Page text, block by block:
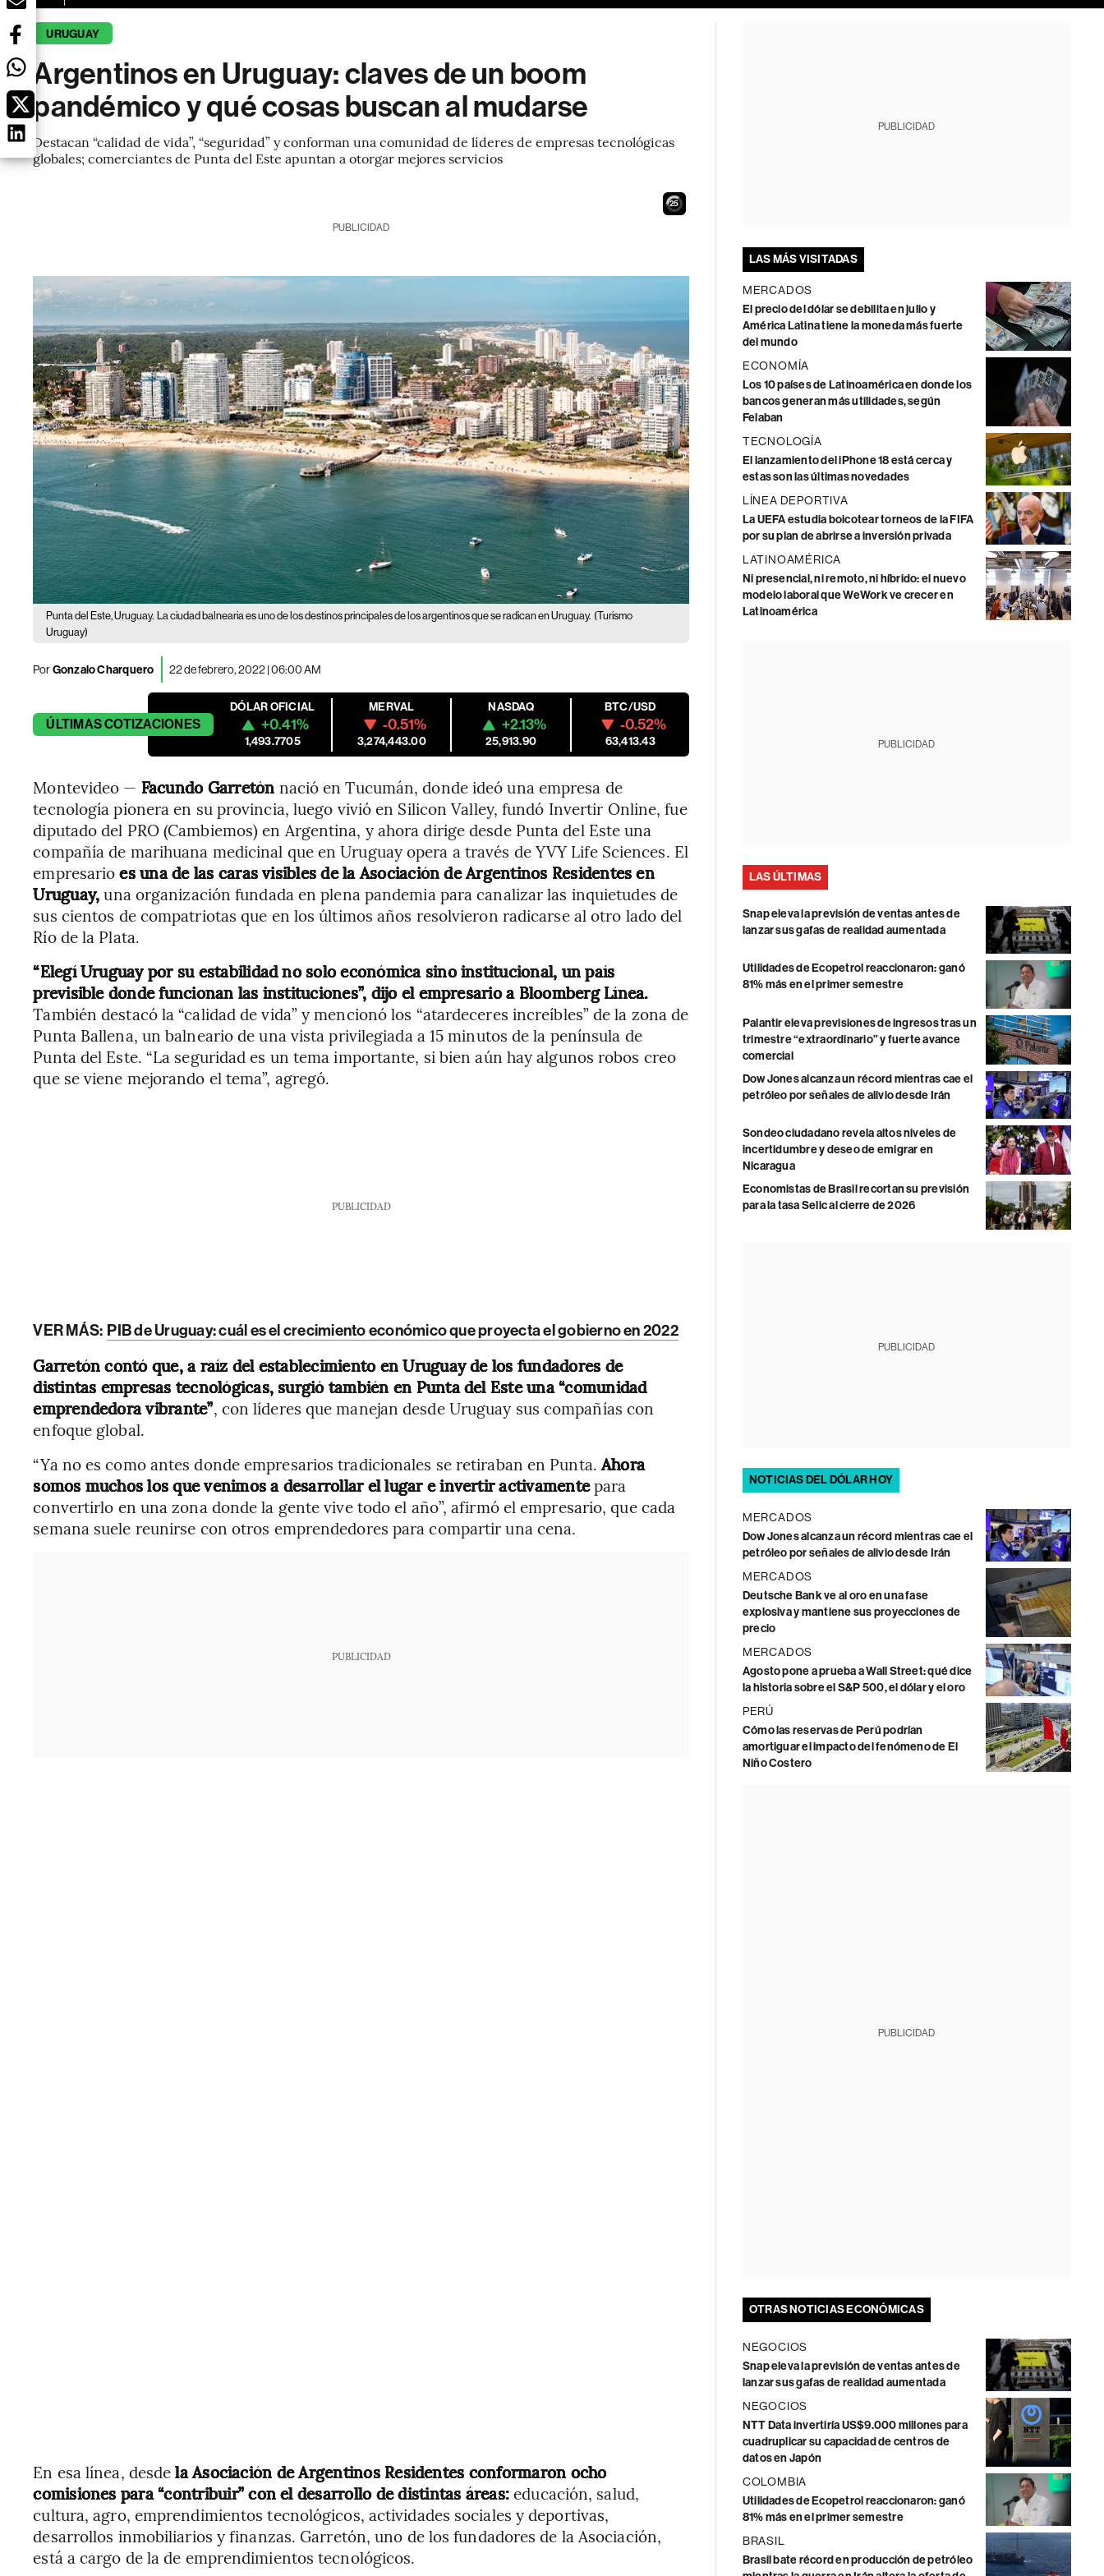
URUGUAY
Argentinos en Uruguay: claves de un boom
pandémico y qué cosas buscan al mudarse
Destacan “calidad de vida”, “seguridad” y conforman una comunidad de líderes de empresas tecnológicas
globales; comerciantes de Punta del Este apuntan a otorgar mejores servicios
24
PUBLICIDAD
Punta del Este, Uruguay. La ciudad balnearia es uno de los destinos principales de los argentinos que se radican en Uruguay. (Turismo
Uruguay)
PorGonzalo Charquero 22 de febrero, 2022 | 06:00 AM
ÚLTIMASCOTIZACIONES
DÓLAR OFICIAL
+0.41%
1,493.7705
MERVAL
-0.51%
3,274,443.00
NASDAQ
+2.13%
25,913.90
BTC/USD
-0.52%
63,413.43
Montevideo — Facundo Garretón nació en Tucumán, donde ideó una empresa de
tecnología pionera en su provincia, luego vivió en Silicon Valley, fundó Invertir Online, fue
diputado del PRO (Cambiemos) en Argentina, y ahora dirige desde Punta del Este una
compañía de marihuana medicinal que en Uruguay opera a través de YVY Life Sciences. El
empresarioes una de las caras visibles de la Asociación de Argentinos Residentes en
Uruguay,una organización fundada en plena pandemia para canalizar las inquietudes de
sus cientos de compatriotas que en los últimos años resolvieron radicarse al otro lado del
Río de la Plata.
“Elegí Uruguay por su estabilidad no solo económica sino institucional, un país
previsible donde funcionan las instituciones”, dijo el empresario a Bloomberg Línea.
También destacó la “calidad de vida” y mencionó los “atardeceres increíbles” de la zona de
Punta Ballena, un balneario de una vista privilegiada a 15 minutos de la península de
Punta del Este. “La seguridad es un tema importante, si bien aún hay algunos robos creo
que se viene mejorando el tema”, agregó.
PUBLICIDAD
VER MÁS: PIB de Uruguay: cuál es el crecimiento económico que proyecta el gobierno en 2022
Garretón contó que, a raíz del establecimiento en Uruguay de los fundadores de
distintas empresas tecnológicas, surgió también en Punta del Este una “comunidad
emprendedora vibrante”, con líderes que manejan desde Uruguay sus compañías con
enfoque global.
“Ya no es como antes donde empresarios tradicionales se retiraban en Punta.Ahora
somos muchos los que venimos a desarrollar el lugar e invertir activamentepara
convertirlo en una zona donde la gente vive todo el año”, afirmó el empresario, que cada
semana suele reunirse con otros emprendedores para compartir una cena.
PUBLICIDAD
En esa línea, desdela Asociación de Argentinos Residentes conformaron ocho
comisiones para “contribuir” con el desarrollo de distintas áreas:educación, salud,
cultura, agro, emprendimientos tecnológicos, actividades sociales y deportivas,
desarrollos inmobiliarios y finanzas. Garretón, uno de los fundadores de la Asociación,
está a cargo de la de emprendimientos tecnológicos.
PUBLICIDAD
LAS MÁS VISITADAS
MERCADOS
El precio del dólar se debilita en julio y
América Latina tiene la moneda más fuerte
del mundo
ECONOMÍA
Los 10 países de Latinoamérica en donde los
bancos generan más utilidades, según
Felaban
TECNOLOGÍA
El lanzamiento del iPhone 18 está cerca y
estas son las últimas novedades
LÍNEA DEPORTIVA
La UEFA estudia boicotear torneos de la FIFA
por su plan de abrirse a inversión privada
LATINOAMÉRICA
Ni presencial, ni remoto, ni híbrido: el nuevo
modelo laboral que WeWork ve crecer en
Latinoamérica
PUBLICIDAD
LAS ÚLTIMAS
Snap eleva la previsión de ventas antes de
lanzar sus gafas de realidad aumentada
Utilidades de Ecopetrol reaccionaron: ganó
81% más en el primer semestre
Palantir eleva previsiones de ingresos tras un
trimestre “extraordinario” y fuerte avance
comercial
Dow Jones alcanza un récord mientras cae el
petróleo por señales de alivio desde Irán
Sondeo ciudadano revela altos niveles de
incertidumbre y deseo de emigrar en
Nicaragua
Economistas de Brasil recortan su previsión
para la tasa Selic al cierre de 2026
PUBLICIDAD
NOTICIAS DEL DÓLAR HOY
MERCADOS
Dow Jones alcanza un récord mientras cae el
petróleo por señales de alivio desde Irán
MERCADOS
Deutsche Bank ve al oro en una fase
explosiva y mantiene sus proyecciones de
precio
MERCADOS
Agosto pone a prueba a Wall Street: qué dice
la historia sobre el S&P 500, el dólar y el oro
PERÚ
Cómo las reservas de Perú podrían
amortiguar el impacto del fenómeno de El
Niño Costero
PUBLICIDAD
OTRAS NOTICIAS ECONÓMICAS
NEGOCIOS
Snap eleva la previsión de ventas antes de
lanzar sus gafas de realidad aumentada
NEGOCIOS
NTT Data invertiría US$9.000 millones para
cuadruplicar su capacidad de centros de
datos en Japón
COLOMBIA
Utilidades de Ecopetrol reaccionaron: ganó
81% más en el primer semestre
BRASIL
Brasil bate récord en producción de petróleo